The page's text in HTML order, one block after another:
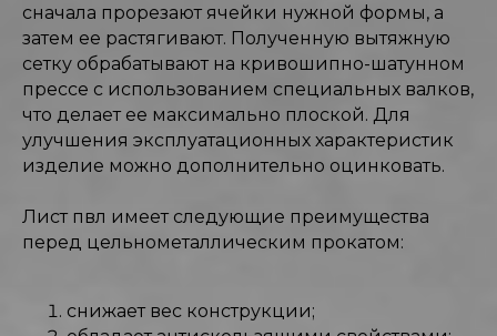
сначала прорезают ячейки нужной формы, а
затем ее растягивают. Полученную вытяжную
сетку обрабатывают на кривошипно-шатунном
прессе с использованием специальных валков,
что делает ее максимально плоской. Для
улучшения эксплуатационных характеристик
изделие можно дополнительно оцинковать.
Лист пвл имеет следующие преимущества
перед цельнометаллическим прокатом:
снижает вес конструкции;